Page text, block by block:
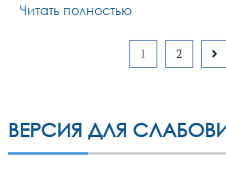
Читать полностью
1 2
ВЕРСИЯ ДЛЯ